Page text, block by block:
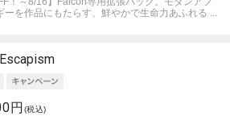
ーを作品にもたらす、鮮やかで生命力あふれる ...
Escapism
円 (税込)